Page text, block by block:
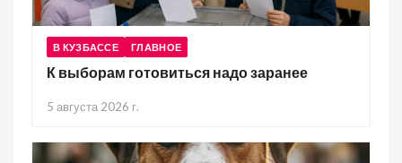
В КУЗБАССЕ ГЛАВНОЕ
К выборам готовиться надо заранее
5 августа 2026 г.